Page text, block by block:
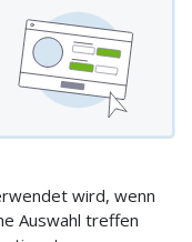
wird, wenn
Auswahl treffen